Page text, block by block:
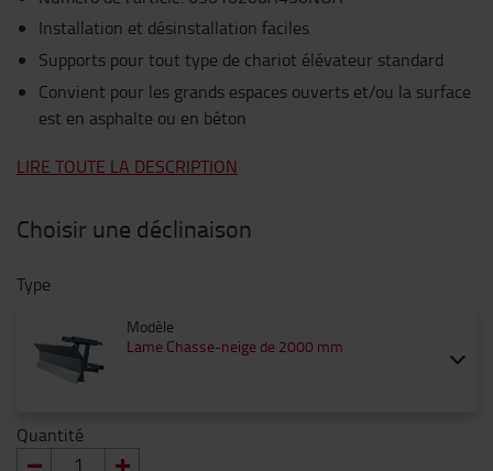
Installation et désinstallation faciles
Supports pour tout type de chariot élévateur standard
Convient pour les grands espaces ouverts et/ou la surface
est en asphalte ou en béton
LIRE TOUTE LA DESCRIPTION
Choisir une déclinaison
Type
Modèle
Lame Chasse-neige de 2000 mm
Quantité